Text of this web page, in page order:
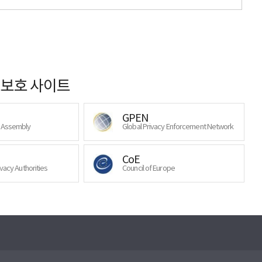
호 사이트
GPEN
Global Privacy Enforcement Network
Authorities
CoE
Council of Europe